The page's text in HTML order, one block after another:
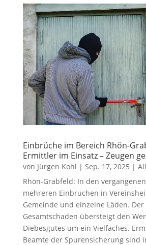
Einbrüche im Bereich Rhön-
Ermittler im Einsatz – Zeugen
von Jürgen Kohl | Sep. 17, 2025 |
Rhön-Grabfeld: In den
mehreren Einbrüchen in
Gemeinde und einzelne Läden.
Gesamtschaden übersteigt den
Diebesgutes um ein Vielfaches.
Beamte der Spurensicherung sind